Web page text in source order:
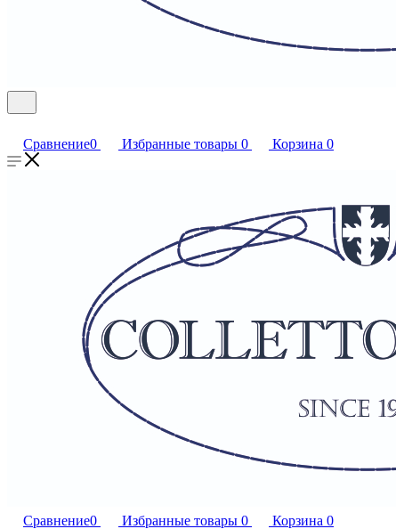
Сравнение0 Избранные товары 0 Корзина 0
Сравнение0 Избранные товары 0 Корзина 0